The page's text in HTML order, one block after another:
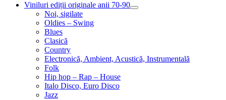
Viniluri ediții originale anii 70-90
Extinde
Noi, sigilate
Oldies – Swing
Blues
Clasică
Country
Electronică, Ambient, Acustică, Instrumentală
Folk
Hip hop – Rap – House
Italo Disco, Euro Disco
Jazz